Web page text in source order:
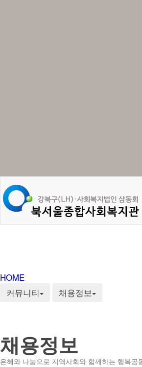
HOME
커뮤니티
채용정보
채용정보
은혜와 나눔으로 지역사회와 함께하는 행복공